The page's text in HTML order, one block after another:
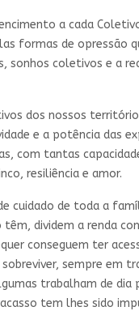
a cada
formas de opressão
sonhos coletivos e a
dos nossos
e a potência das
com tantas
resiliência e amor.
cuidado de toda a
dividem a renda
conseguem ter
sempre em
trabalham de dia
tem lhes sido